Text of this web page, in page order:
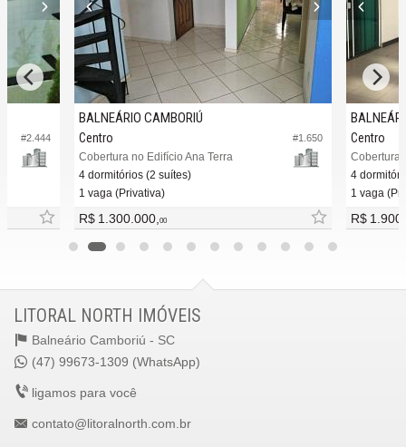
#2.444 #1.650
BALNEÁRIO CAMBORIÚ
Centro
Cobertura no Edifício Ana Terra
4 dormitórios (2 suítes)
1 vaga (Privativa)
R$ 1.300.000, 00
Centro
4
1 vaga
R$
LITORAL NORTH IMÓVEIS
Balneário Camboriú - SC
(47) 99673-1309 (WhatsApp)
ligamos para você
contato@litoralnorth.com.br